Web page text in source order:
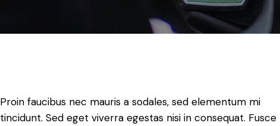
Proin faucibus nec mauris a sodales, sed elementum mi
tincidunt. Sed eget viverra egestas nisi in consequat. Fusce